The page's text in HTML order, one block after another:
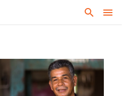
B
u
e
q